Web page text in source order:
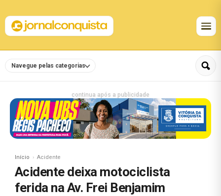
Navegue pelas categorias
continua após a publicidade
Início Acidente
Acidente deixa motociclista
ferida na Av. Frei Benjamim